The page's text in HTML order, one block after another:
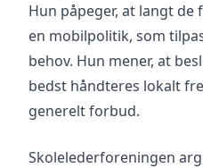
Hun påpeger, at langt
en mobilpolitik, som
behov. Hun mener, at
bedst håndteres lokalt
generelt forbud.
Skolelederforeningen